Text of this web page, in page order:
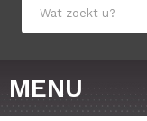
MENU